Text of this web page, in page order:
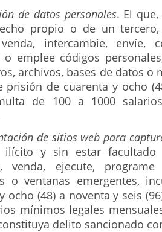
de datos personales. El
propio o de un tercero,
intercambie, envíe,
emplee códigos
archivos, bases de datos o
prisión de cuarenta y ocho
de 100 a 1000
de sitios web para
y sin estar facultado
venda, ejecute,
o ventanas emergentes,
ocho (48) a noventa y seis
mínimos legales
delito sancionado